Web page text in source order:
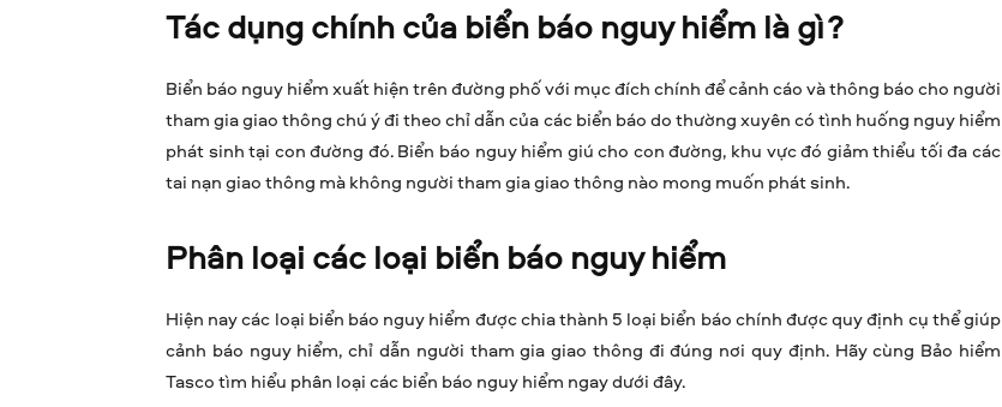
Tác dụng chính của biển báo nguy hiểm là gì?
Biển báo nguy hiểm xuất hiện trên đường phố với mục đích chính để cảnh cáo và thông báo cho người
tham gia giao thông chú ý đi theo chỉ dẫn của các biển báo do thường xuyên có tình huống nguy hiểm
phát sinh tại con đường đó. Biển báo nguy hiểm giú cho con đường, khu vực đó giảm thiểu tối đa các
tai nạn giao thông mà không người tham gia giao thông nào mong muốn phát sinh.
Phân loại các loại biển báo nguy hiểm
Hiện nay các loại biển báo nguy hiểm được chia thành 5 loại biển báo chính được quy định cụ thể giúp
cảnh báo nguy hiểm, chỉ dẫn người tham gia giao thông đi đúng nơi quy định. Hãy cùng Bảo hiểm
Tasco tìm hiểu phân loại các biển báo nguy hiểm ngay dưới đây.